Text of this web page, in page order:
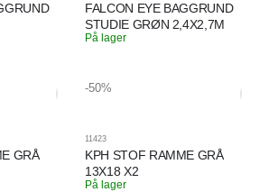
FALCON EYE BAGGRUND
STUDIE GRØN 2,4X2,7M
På lager
GRÅ
-50%
11423
KPH STOF RAMME GRÅ
13X18 X2
På lager